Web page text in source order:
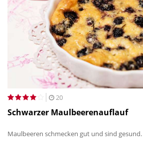
20
Schwarzer Maulbeerenauflauf
Maulbeeren schmecken gut und sind gesund.